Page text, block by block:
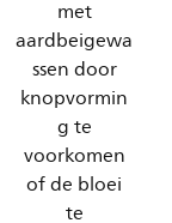
met
aardbeigewa
ssen door
knopvormin
g te
voorkomen
of de bloei
te